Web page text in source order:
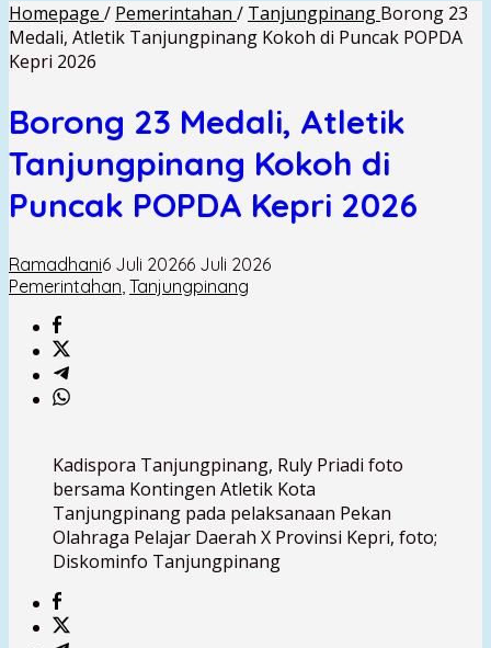
Homepage / Pemerintahan / Tanjungpinang Borong 23
Medali, Atletik Tanjungpinang Kokoh di Puncak POPDA
Kepri 2026
Borong 23 Medali, Atletik
Tanjungpinang Kokoh di
Puncak POPDA Kepri 2026
Ramadhani6 Juli 20266 Juli 2026
Pemerintahan Tanjungpinang
Kadispora Tanjungpinang, Ruly Priadi foto
bersama Kontingen Atletik Kota
Tanjungpinang pada pelaksanaan Pekan
Olahraga Pelajar Daerah X Provinsi Kepri, foto;
Diskominfo Tanjungpinang